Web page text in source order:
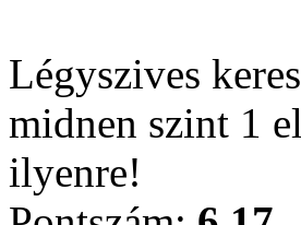
Légyszives
midnen szint 1
ilyenre!